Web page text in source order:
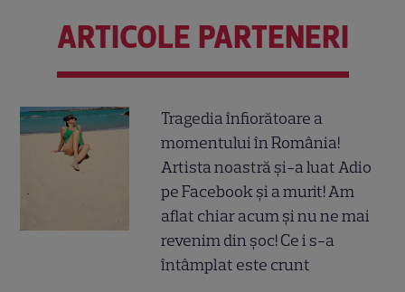
ARTICOLE PARTENERI
Tragedia înfiorătoare a
momentului în România!
Artista noastră și-a luat Adio
pe Facebook și a murit! Am
aflat chiar acum și nu ne mai
revenim din șoc! Ce i s-a
întâmplat este crunt